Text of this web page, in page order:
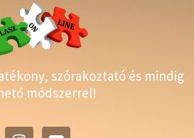
szórakoztató és mindig
módszerrel!